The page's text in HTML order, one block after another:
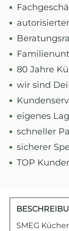
80 Jahre
wir sind
eigenes
schneller
sicherer
TOP
SMEG